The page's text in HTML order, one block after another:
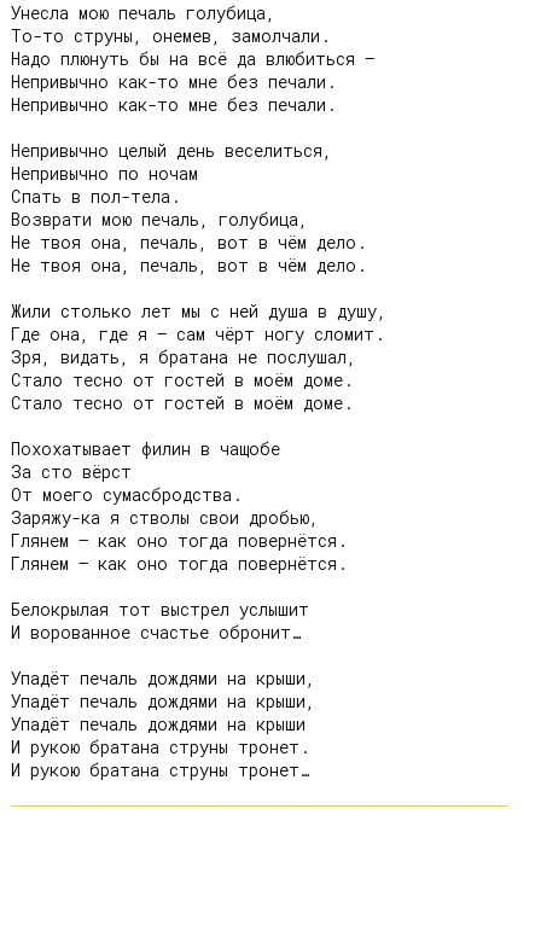
Унесла мою печаль голубица,
То-то струны, онемев, замолчали.
Надо плюнуть бы на всё да влюбиться –
Непривычно как-то мне без печали.
Непривычно как-то мне без печали.
Непривычно целый день веселиться,
Непривычно по ночам
Спать в пол-тела.
Возврати мою печаль, голубица,
Не твоя она, печаль, вот в чём дело.
Не твоя она, печаль, вот в чём дело.
Жили столько лет мы с ней душа в душу,
Где она, где я – сам чёрт ногу сломит.
Зря, видать, я братана не послушал,
Стало тесно от гостей в моём доме.
Стало тесно от гостей в моём доме.
Похохатывает филин в чащобе
За сто вёрст
От моего сумасбродства.
Заряжу-ка я стволы свои дробью,
Глянем – как оно тогда повернётся.
Глянем – как оно тогда повернётся.
Белокрылая тот выстрел услышит
И ворованное счастье обронит…
Упадёт печаль дождями на крыши,
Упадёт печаль дождями на крыши,
Упадёт печаль дождями на крыши
И рукою братана струны тронет.